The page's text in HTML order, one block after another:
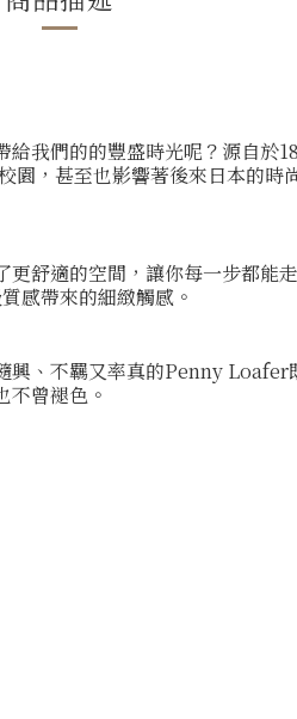
我們的的豐盛時光呢？源自
，甚至也影響著後來日本的
舒適的空間，讓你每一步都能
感帶來的細緻觸感。
、不羈又率真的Penny
不曾褪色。